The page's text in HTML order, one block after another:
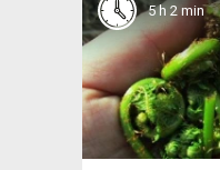
5 h 2 min